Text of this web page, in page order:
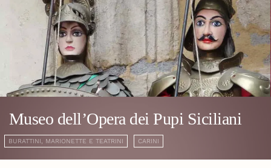
Museo dell’Opera dei Pupi Siciliani
BURATTINI, MARIONETTE E TEATRINI CARINI